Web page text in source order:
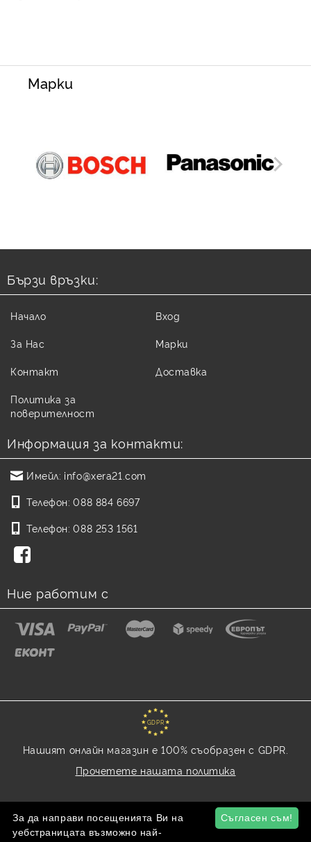
Марки
Бързи връзки:
Начало
За Нас
Контакт
Политика за
поверителност
Вход
Марки
Доставка
Информация за контакти:
Имейл: info@xera21.com
Телефон: 088 884 6697
Телефон: 088 253 1561
Ние работим с
GDPR
Нашият онлайн магазин е 100% съобразен с GDPR.
Прочетете нашата политика
Моите лични данни
Съгласен съм!
За да направи посещенията Ви на
уебстраницата възможно най-